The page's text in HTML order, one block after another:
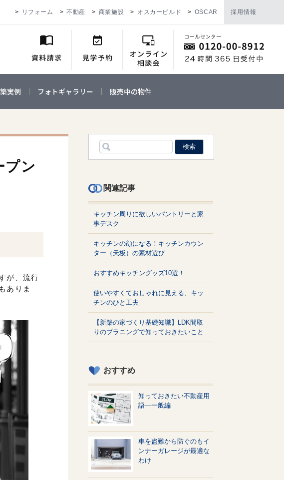
リフォーム 不動産 商業施設 オスカービルド OSCAR 採用情報
実例 フォトギャラリー 販売中の物件
プン
が、流行
ありま
関連記事
キッチン周りに欲しいパントリーと家
事デスク
キッチンの顔になる！キッチンカウン
ター（天板）の素材選び
おすすめキッチングッズ10選！
使いやすくておしゃれに見える、キッ
チンのひと工夫
【新築の家づくり基礎知識】LDK間取
りのプラニングで知っておきたいこと
おすすめ
知っておきたい不動産用
語—一般編
車を盗難から防ぐのもイ
ンナーガレージが最適な
わけ